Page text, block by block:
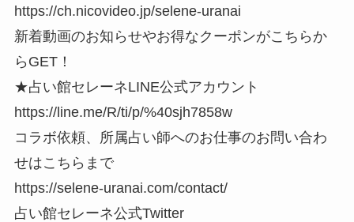
https://ch.nicovideo.jp/selene-uranai
新着動画のお知らせやお得なクーポンがこちらか
らGET！
★占い館セレーネLINE公式アカウント
https://line.me/R/ti/p/%40sjh7858w
コラボ依頼、所属占い師へのお仕事のお問い合わ
せはこちらまで
https://selene-uranai.com/contact/
占い館セレーネ公式Twitter